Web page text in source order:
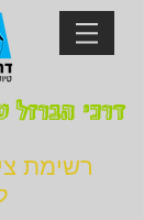
דרכי הברזל